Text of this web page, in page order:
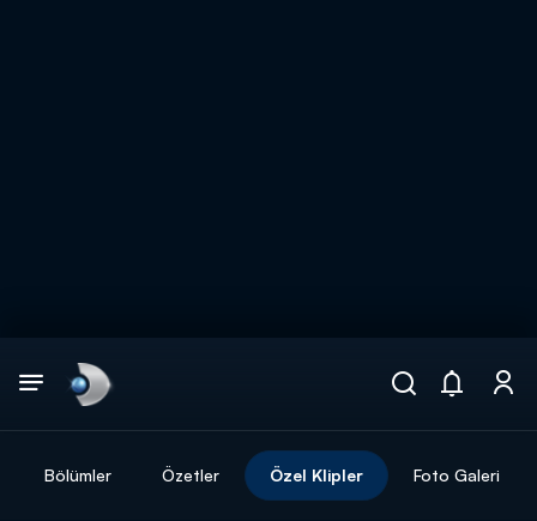
Bölümler Özetler Özel Klipler Foto Galeri